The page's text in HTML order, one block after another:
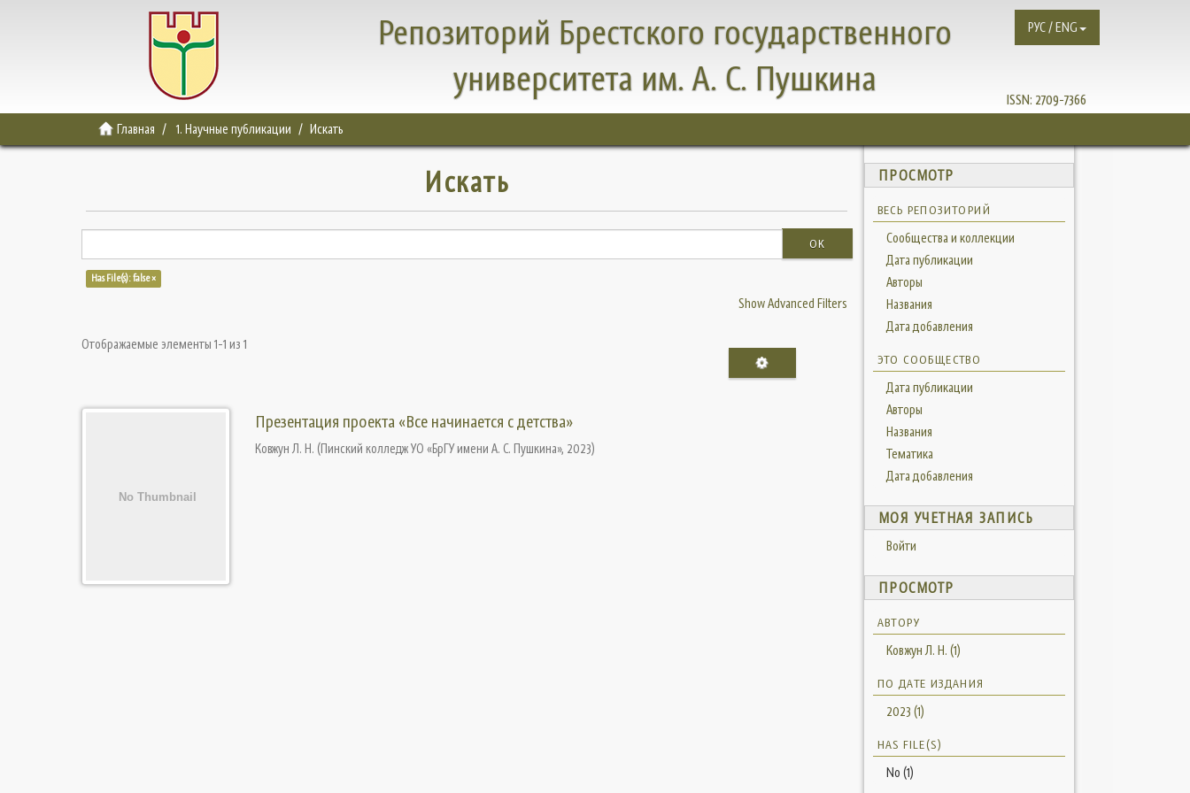
Репозиторий Брестского государственного
университета им. А. С. Пушкина
ISSN: 2709-7366
РУС / ENG
Главная 1. Научные публикации Искать
Искать
OK
Has File(s): false ×
Show Advanced Filters
Отображаемые элементы 1-1 из 1
Презентация проекта «Все начинается с детства»
Ковжун Л. Н. (Пинский колледж УО «БрГУ имени А. С. Пушкина», 2023)
ПРОСМОТР
ВЕСЬ РЕПОЗИТОРИЙ
Сообщества и коллекции
Дата публикации
Авторы
Названия
Дата добавления
ЭТО СООБЩЕСТВО
Дата публикации
Авторы
Названия
Тематика
Дата добавления
МОЯ УЧЕТНАЯ ЗАПИСЬ
Войти
ПРОСМОТР
АВТОРУ
Ковжун Л. Н. (1)
ПО ДАТЕ ИЗДАНИЯ
2023 (1)
HAS FILE(S)
No (1)